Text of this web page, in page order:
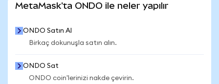
MetaMask'ta ONDO ile neler yapılır
ONDO Satın Al
Birkaç dokunuşla satın alın.
ONDO Sat
ONDO coin'lerinizi nakde çevirin.